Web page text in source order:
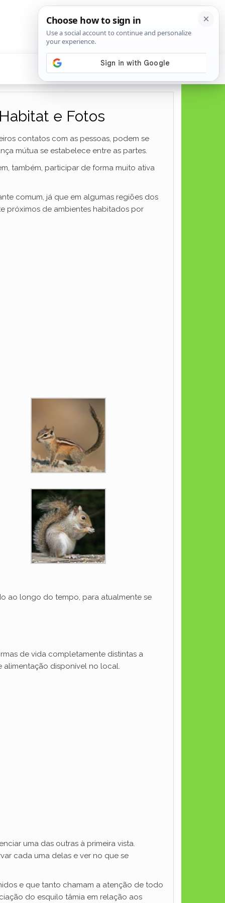
e Fotos
contatos com as pessoas, podem se
mútua se estabelece entre as partes.
também, participar de forma muito ativa
comum, já que em algumas regiões dos
próximos de ambientes habitados por
ao longo do tempo, para atualmente se
de vida completamente distintas a
disponível no local.
uma das outras à primeira vista.
cada uma delas e ver no que se
e que tanto chamam a atenção de todo
do esquilo tâmia em relação aos